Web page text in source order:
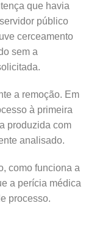
que havia
público
cerceamento
sem a
a remoção. Em
à primeira
produzida com
analisado.
como funciona a
a perícia médica
processo.